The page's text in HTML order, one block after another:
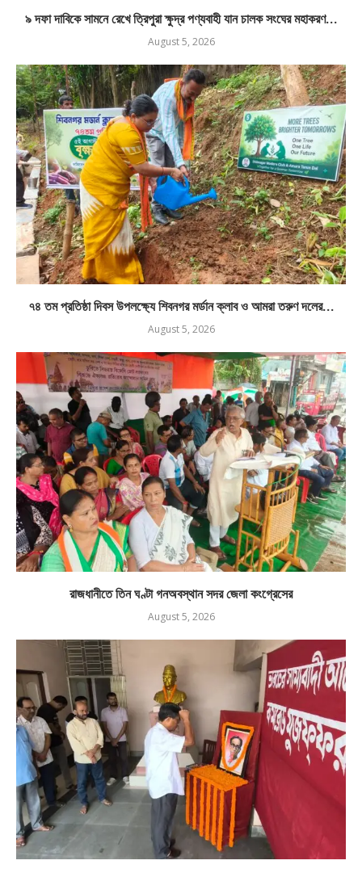
৯ দফা দাবিকে সামনে রেখে ত্রিপুরা ক্ষুদ্র পণ্যবাহী যান চালক সংঘের মহাকরণ...
August 5, 2026
৭৪ তম প্রতিষ্ঠা দিবস উপলক্ষ্যে শিবনগর মর্ডান ক্লাব ও আমরা তরুণ দলের...
August 5, 2026
রাজধানীতে তিন ঘণ্টা গনঅবস্থান সদর জেলা কংগ্রেসের
August 5, 2026